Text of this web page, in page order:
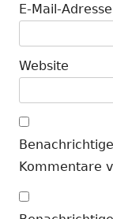
E-Mail-Adresse
Website
Kommentare